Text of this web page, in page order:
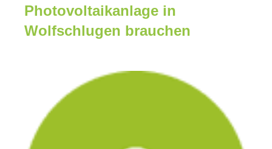
Photovoltaikanlage in
Wolfschlugen brauchen